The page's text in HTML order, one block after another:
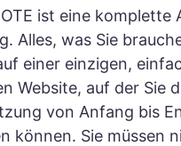
ist eine komplette
Alles, was Sie
einer einzigen,
Website, auf der Sie
von Anfang bis
können. Sie müssen